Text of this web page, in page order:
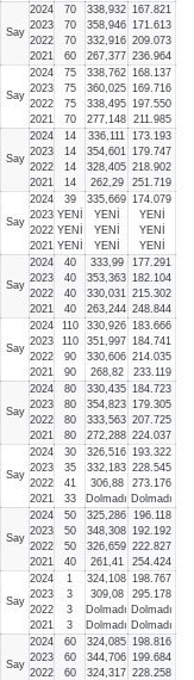
Say
2024
2023
2022
2021
70
70
70
60
338,932
358,946
332,916
267,377
167.821
171.613
209.073
236.964
Say
2024
2023
2022
2021
75
75
75
70
338,762
360,025
338,495
277,148
168.137
169.716
197.550
211.985
Say
2024
2023
2022
2021
14
14
14
14
336,111
354,601
328,405
262,29
173.193
179.747
218.902
251.719
Say
2024
2023
2022
2021
39
YENİ
YENİ
YENİ
335,669
YENİ
YENİ
YENİ
174.079
YENİ
YENİ
YENİ
Say
2024
2023
2022
2021
40
40
40
40
333,99
353,363
330,031
263,244
177.291
182.104
215.302
248.844
Say
2024
2023
2022
2021
110
110
90
90
330,926
351,997
330,606
268,82
183.666
184.741
214.035
233.119
Say
2024
2023
2022
2021
80
80
80
80
330,435
354,823
333,563
272,288
184.723
179.305
207.725
224.037
Say
2024
2023
2022
2021
30
35
41
33
326,516
332,183
306,88
Dolmadı
193.322
228.545
273.176
Dolmadı
Say
2024
2023
2022
2021
50
50
50
40
325,286
348,308
326,659
261,41
196.118
192.192
222.827
254.424
Say
2024
2023
2022
2021
1
3
3
3
324,108
309,08
Dolmadı
Dolmadı
198.767
295.178
Dolmadı
Dolmadı
Say
2024
2023
2022
60
60
60
324,085
344,706
324,317
198.816
199.684
228.258